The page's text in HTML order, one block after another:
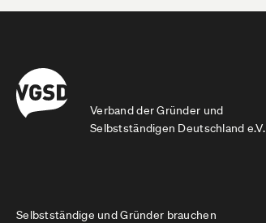
Verband der Gründer und
Selbstständigen Deutschland e.V.
Selbstständige und Gründer brauchen